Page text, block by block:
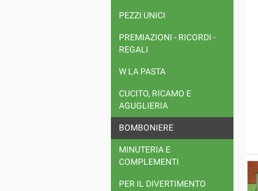
PEZZI UNICI
PREMIAZIONI - RICORDI -
REGALI
W LA PASTA
CUCITO, RICAMO E
AGUGLIERIA
BOMBONIERE
MINUTERIA E
COMPLEMENTI
PER IL DIVERTIMENTO